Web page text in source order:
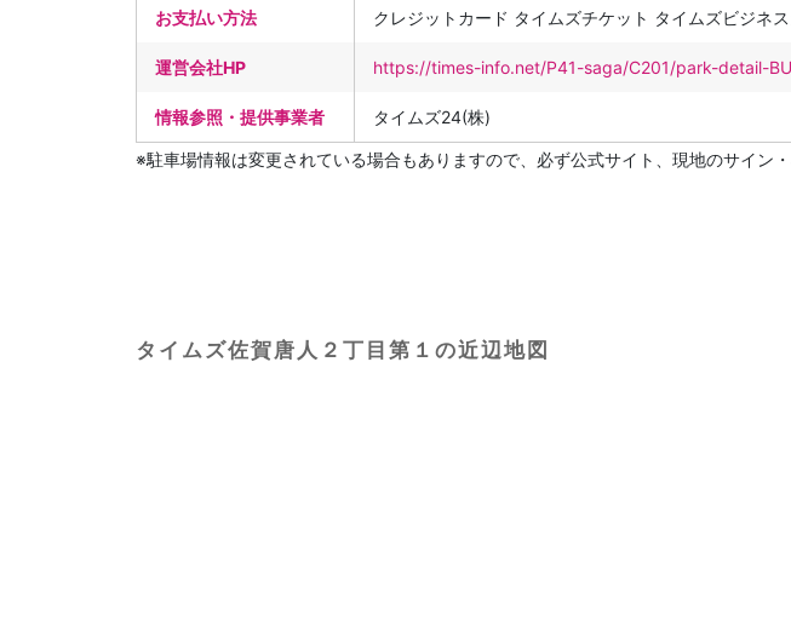
お支払い方法 クレジットカード タイムズチケット タイムズビジネ
運営会社HP https://times-info.net/P41-saga/C201/park-detail-
情報参照・提供事業者 タイムズ24(株)
※駐車場情報は変更されている場合もありますので、必ず公式サイト、現地のサイン
タイムズ佐賀唐人２丁目第１の近辺地図